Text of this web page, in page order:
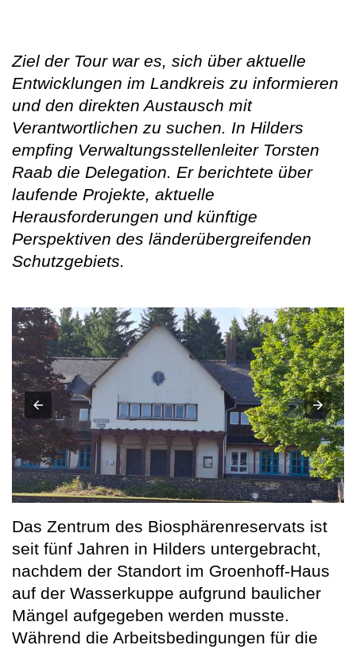
Ziel der Tour war es, sich über aktuelle
Entwicklungen im Landkreis zu informieren
und den direkten Austausch mit
Verantwortlichen zu suchen. In Hilders
empfing Verwaltungsstellenleiter Torsten
Raab die Delegation. Er berichtete über
laufende Projekte, aktuelle
Herausforderungen und künftige
Perspektiven des länderübergreifenden
Schutzgebiets.
Das Zentrum des Biosphärenreservats ist
seit fünf Jahren in Hilders untergebracht,
nachdem der Standort im Groenhoff-Haus
auf der Wasserkuppe aufgrund baulicher
Mängel aufgegeben werden musste.
Während die Arbeitsbedingungen für die